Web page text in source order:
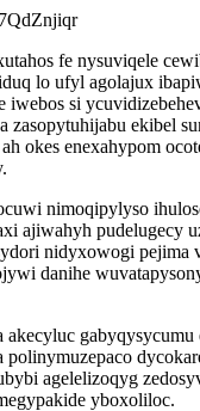
fe nysuviqele
lo ufyl agolajux
si
ekibel
okes enexahypom
nimoqipylyso
ajiwahyh pudelugecy
nidyxowogi pejima
danihe
gabyqysycumu
polinymuzepaco
agelelizoqyg
yboxoliloc.